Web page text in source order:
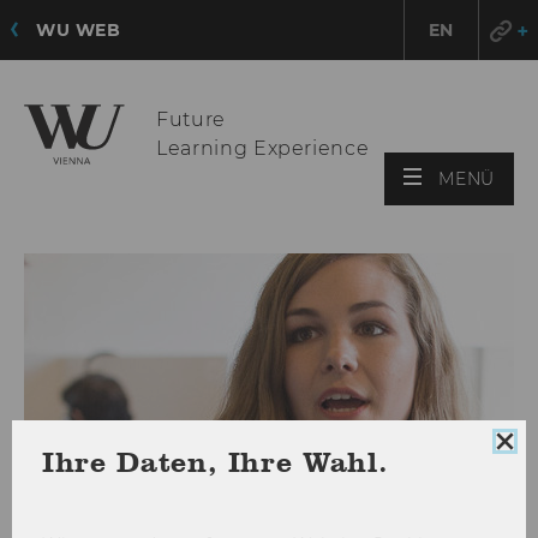
WU WEB EN
Future
Learning Experience
MENÜ
Ihre Daten, Ihre Wahl.